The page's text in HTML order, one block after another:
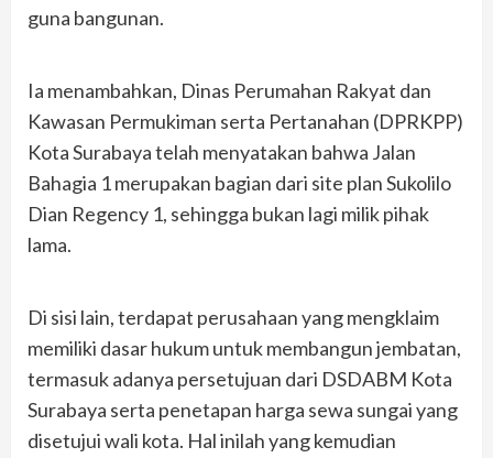
guna bangunan.
Ia menambahkan, Dinas Perumahan Rakyat dan
Kawasan Permukiman serta Pertanahan (DPRKPP)
Kota Surabaya telah menyatakan bahwa Jalan
Bahagia 1 merupakan bagian dari site plan Sukolilo
Dian Regency 1, sehingga bukan lagi milik pihak
lama.
Di sisi lain, terdapat perusahaan yang mengklaim
memiliki dasar hukum untuk membangun jembatan,
termasuk adanya persetujuan dari DSDABM Kota
Surabaya serta penetapan harga sewa sungai yang
disetujui wali kota. Hal inilah yang kemudian